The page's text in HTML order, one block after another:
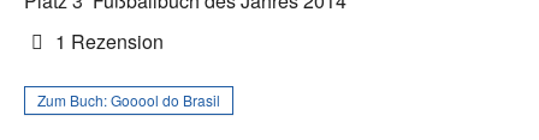
1 Rezension
Zum Buch:Gooool do Brasil